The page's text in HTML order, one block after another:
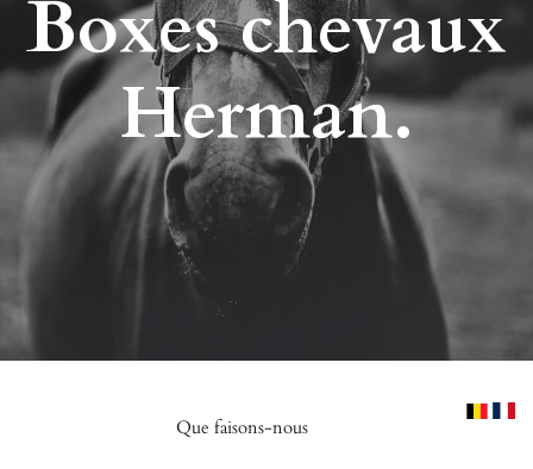
Boxes chevaux
Herman.
Que faisons-nous